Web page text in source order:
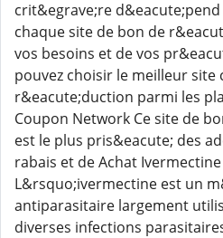
crit&egrave;re
chaque site de bon de
vos besoins et de vos
pouvez choisir le meilleur site
r&eacute;duction parmi les
Coupon Network Ce site de
est le plus pris&eacute; des
rabais et de Achat
L&rsquo;ivermectine est un
antiparasitaire largement
diverses infections